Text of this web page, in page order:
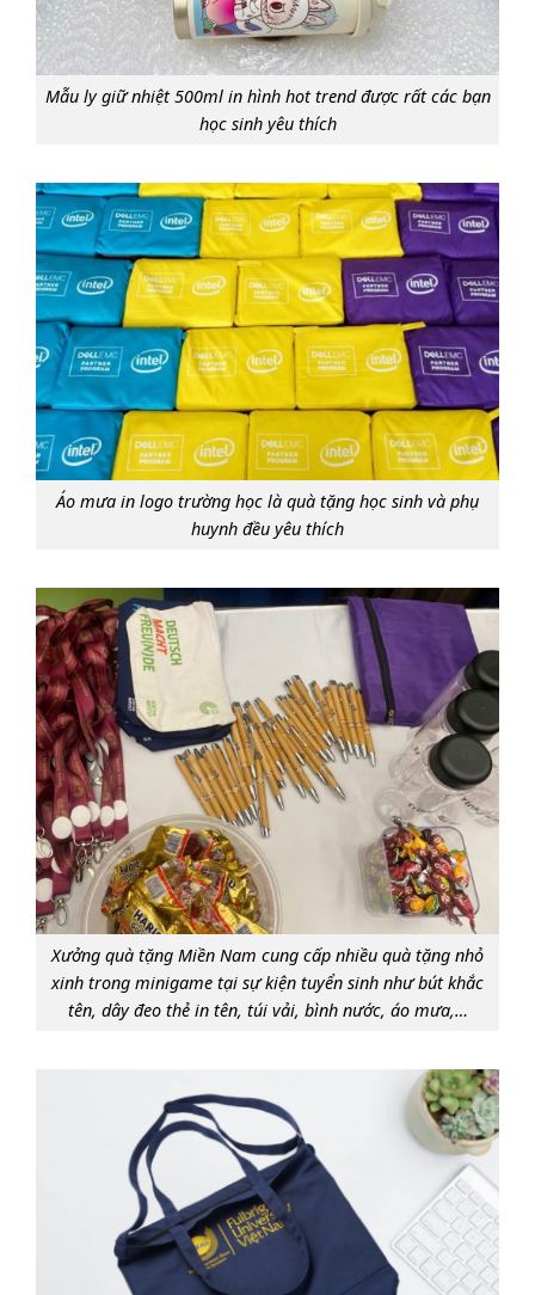
Mẫu ly giữ nhiệt 500ml in hình hot trend được rất các bạn
học sinh yêu thích
Áo mưa in logo trường học là quà tặng học sinh và phụ
huynh đều yêu thích
Xưởng quà tặng Miền Nam cung cấp nhiều quà tặng nhỏ
xinh trong minigame tại sự kiện tuyển sinh như bút khắc
tên, dây đeo thẻ in tên, túi vải, bình nước, áo mưa,…